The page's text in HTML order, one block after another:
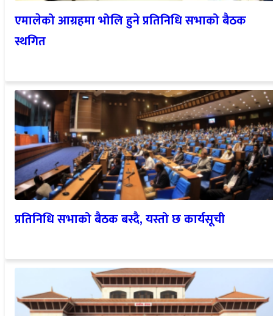
एमालेको आग्रहमा भोलि हुने प्रतिनिधि सभाको बैठक
स्थगित
प्रतिनिधि सभाको बैठक बस्दै, यस्तो छ कार्यसूची